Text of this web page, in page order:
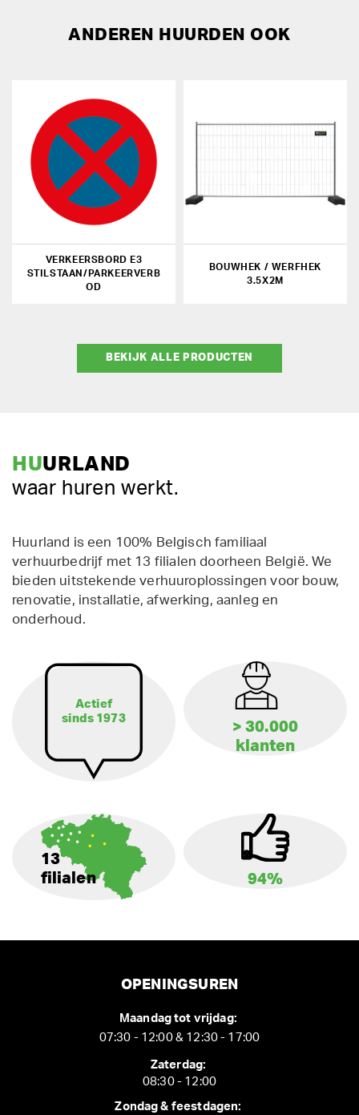
ANDEREN HUURDEN OOK
VERKEERSBORD E3
STILSTAAN/PARKEERVERB
OD
BOUWHEK / WERFHEK
3.5X2M
BEKIJK ALLE PRODUCTEN
HUURLAND
waar huren werkt.
Huurland is een 100% Belgisch familiaal
verhuurbedrijf met 13 filialen doorheen België. We
bieden uitstekende verhuuroplossingen voor bouw,
renovatie, installatie, afwerking, aanleg en
onderhoud.
Actief
sinds 1973
> 30.000
klanten
13
filialen
94%
OPENINGSUREN
Maandag tot vrijdag:
07:30 - 12:00 & 12:30 - 17:00
Zaterdag:
08:30 - 12:00
Zondag & feestdagen: